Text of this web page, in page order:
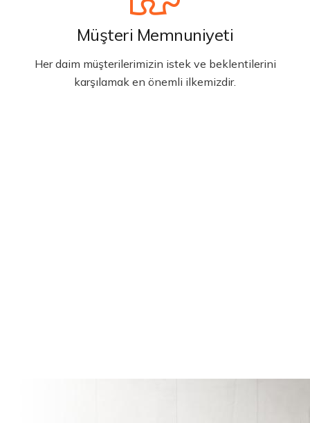
Müşteri Memnuniyeti
Her daim müşterilerimizin istek ve beklentilerini
karşılamak en önemli ilkemizdir.